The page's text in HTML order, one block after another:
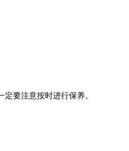
要注意按时进行保养。